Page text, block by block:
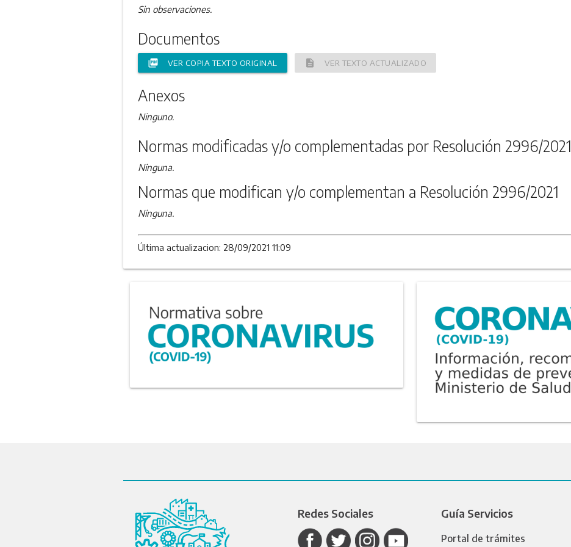
Sin observaciones.
Documentos
picture_as_pdf VER COPIA TEXTO ORIGINAL description VER TEXTO ACTUALIZADO
Anexos
Ninguno.
Normas modificadas y/o complementadas por Resolución 2996/2021
Ninguna.
Normas que modifican y/o complementan a Resolución 2996/2021
Ninguna.
Última actualizacion: 28/09/2021 11:09
Redes Sociales Guía Servicios
Portal de trámites